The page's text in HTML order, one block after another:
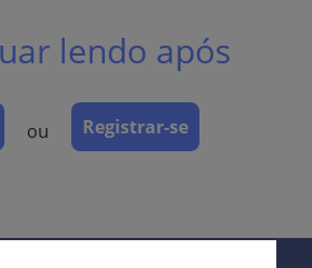
ou local no metabolismo dos
(freqüentemente nos sulcos
lendo após
ou Registrar-se